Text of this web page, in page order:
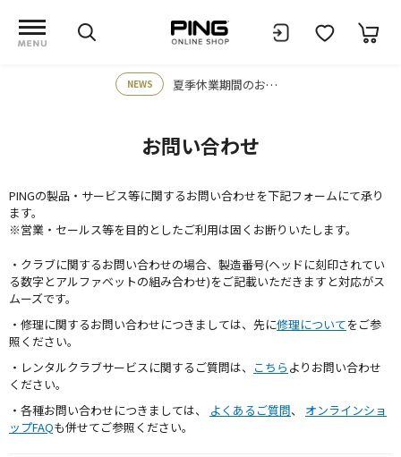
NEWS 夏季休業期間のお知らせ
お問い合わせ
PINGの製品・サービス等に関するお問い合わせを下記フォームにて承り
ます。
※営業・セールス等を目的としたご利用は固くお断りいたします。
・クラブに関するお問い合わせの場合、製造番号(ヘッドに刻印されてい
る数字とアルファベットの組み合わせ)をご記載いただきますと対応がス
ムーズです。
・修理に関するお問い合わせにつきましては、先に修理についてをご参
照ください。
・レンタルクラブサービスに関するご質問は、 こちら よりお問い合わせ
ください。
・各種お問い合わせにつきましては、
よくあるご質問、 オンラインショ
ップFAQも併せてご参照ください。